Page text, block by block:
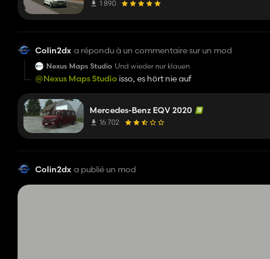
1 890
Colin2dx a répondu à un commentaire sur un mod
Nexus Maps Studio Und wieder nur klauen
@Nexus Maps Studio isso, es hört nie auf
Mercedes-Benz EQV 2020
16 702
Colin2dx a publié un mod